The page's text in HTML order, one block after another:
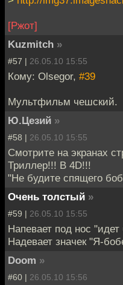
[Ржот]
Kuzmitch »
#57 | 26.05.10 15:55
Кому: Olsegor, #39
Мультфильм чешский.
Ю.Цезий »
#58 | 26.05.10 15:55
Смотрите на экранах
Триллер!!! В 4D!!!
"Не будите спящего
Очень толстый »
#59 | 26.05.10 15:55
Напевает под нос
Надевает значек "Я-
Doom »
#60 | 26.05.10 15:56